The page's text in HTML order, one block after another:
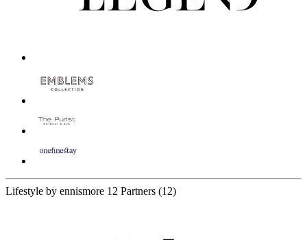
Lifestyle by ennismore 12 Partners (12)